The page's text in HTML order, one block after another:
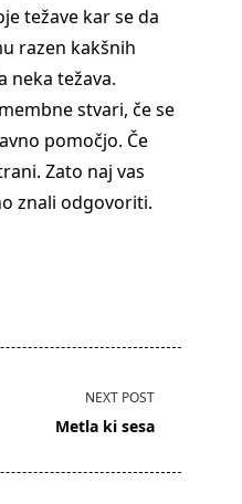
težave kar se da
razen kakšnih
neka težava.
stvari, če se
pomočjo. Če
Zato naj vas
znali odgovoriti.
NEXT POST
Metla ki sesa